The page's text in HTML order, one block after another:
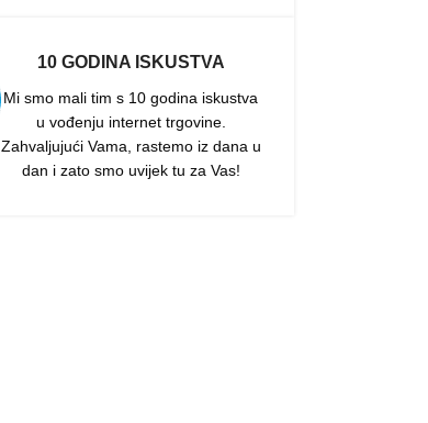
10 GODINA ISKUSTVA
Mi smo mali tim s 10 godina iskustva
u vođenju internet trgovine.
Zahvaljujući Vama, rastemo iz dana u
dan i zato smo uvijek tu za Vas!